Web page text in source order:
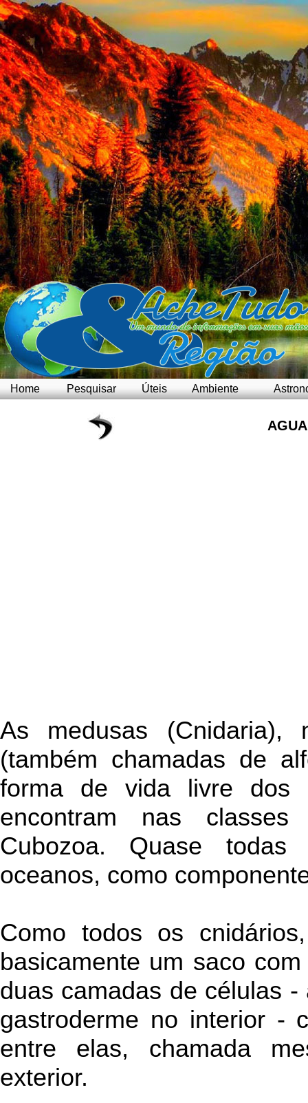
Home Pesquisar Úteis Ambiente
As medusas (Cnidaria),
(também chamadas de
forma de vida livre dos
encontram nas
Cubozoa. Quase
oceanos, como
Como todos os
basicamente um saco
duas camadas de células
gastroderme no interior -
entre elas, chamada
exterior.